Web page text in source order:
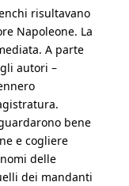
risultavano
Napoleone. La
A parte
autori –
bene
e cogliere
delle
dei mandanti